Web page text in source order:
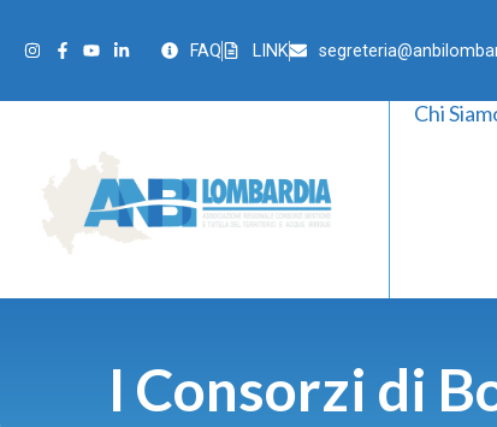
FAQ LINK
Chi
I Consorzi di